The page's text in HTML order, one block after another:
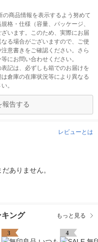
商品情報を表示するよう努めて
格・仕様（容量、パッケージ、
います。このため、実際にお届
る場合がございますので、ご使
意書きをご確認ください。さら
にお問い合わせください。
記は、必ずしも箱でのお届けを
倉庫の在庫状況等により異なる
。
報告する
レビューとは
ありません。
ング もっと見る
3 4